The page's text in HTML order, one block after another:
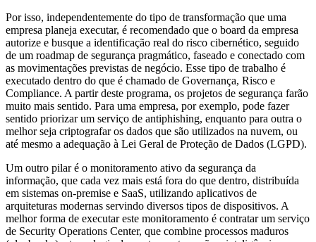
Por isso, independentemente do tipo de transformação que uma
empresa planeja executar, é recomendado que o board da empresa
autorize e busque a identificação real do risco cibernético, seguido
de um roadmap de segurança pragmático, faseado e conectado com
as movimentações previstas de negócio. Esse tipo de trabalho é
executado dentro do que é chamado de Governança, Risco e
Compliance. A partir deste programa, os projetos de segurança farão
muito mais sentido. Para uma empresa, por exemplo, pode fazer
sentido priorizar um serviço de antiphishing, enquanto para outra o
melhor seja criptografar os dados que são utilizados na nuvem, ou
até mesmo a adequação à Lei Geral de Proteção de Dados (LGPD).
Um outro pilar é o monitoramento ativo da segurança da
informação, que cada vez mais está fora do que dentro, distribuída
em sistemas on-premise e SaaS, utilizando aplicativos de
arquiteturas modernas servindo diversos tipos de dispositivos. A
melhor forma de executar este monitoramento é contratar um serviço
de Security Operations Center, que combine processos maduros